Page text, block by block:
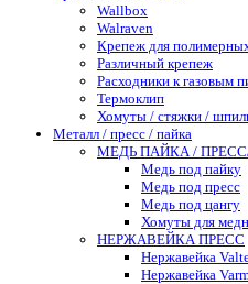
Wallbox
Walraven
Крепеж для
Различный крепеж
Расходники к газовым
Термоклип
Хомуты / стяжки /
Металл / пресс / пайка
МЕДЬ ПАЙКА /
Медь под пайку
Медь под пресс
Медь под цангу
Хомуты для
НЕРЖАВЕЙКА ПРЕСС
Нержавейка
Нержавейка